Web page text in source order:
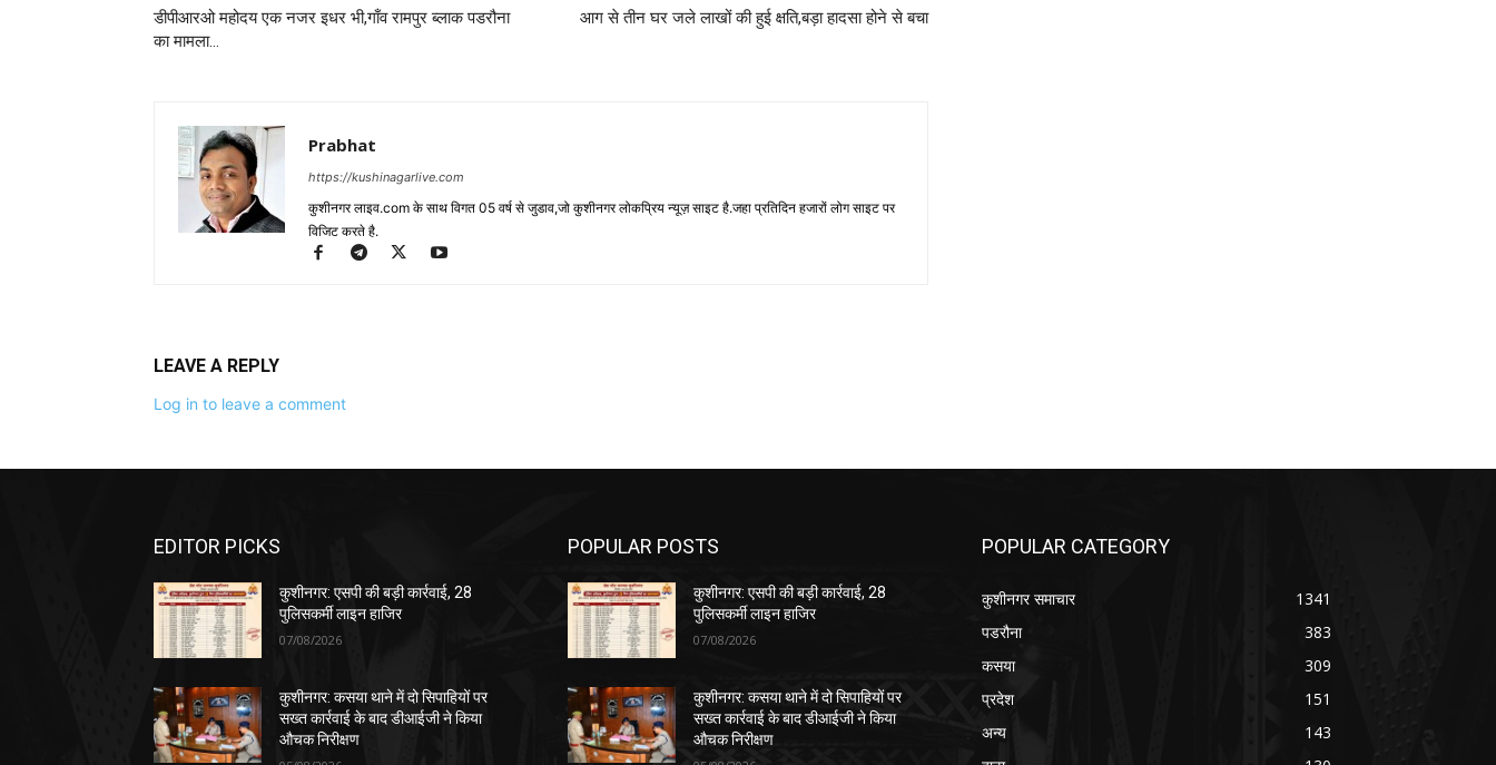
डीपीआरओ महोदय एक नजर इधर भी,गाँव रामपुर ब्लाक पडरौना
का मामला…
आग से तीन घर जले लाखों की हुई क्षति,बड़ा हादसा होने से बचा
Prabhat
https://kushinagarlive.com
कुशीनगर लाइव.com के साथ विगत 05 वर्ष से जुडाव,जो कुशीनगर लोकप्रिय न्यूज़ साइट है.जहा प्रतिदिन हजारों लोग साइट पर
विजिट करते है.
LEAVE A REPLY
Log in to leave a comment
EDITOR PICKS
कुशीनगर: एसपी की बड़ी कार्रवाई, 28
पुलिसकर्मी लाइन हाजिर
07/08/2026
कुशीनगर: कसया थाने में दो सिपाहियों पर
सख्त कार्रवाई के बाद डीआईजी ने किया
औचक निरीक्षण
POPULAR POSTS
कुशीनगर: एसपी की बड़ी कार्रवाई, 28
पुलिसकर्मी लाइन हाजिर
07/08/2026
कुशीनगर: कसया थाने में दो सिपाहियों पर
सख्त कार्रवाई के बाद डीआईजी ने किया
औचक निरीक्षण
POPULAR CATEGORY
कुशीनगर समाचार
1341
पडरौना
383
कसया
309
प्रदेश
151
अन्य
143